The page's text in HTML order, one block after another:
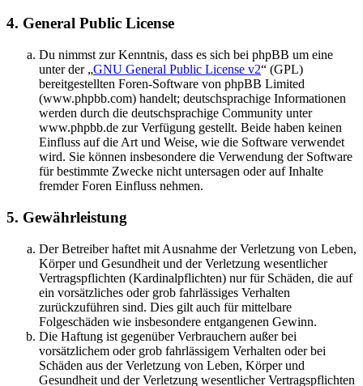
4. General Public License
Du nimmst zur Kenntnis, dass es sich bei phpBB um eine
unter der „GNU General Public License v2“ (GPL)
bereitgestellten Foren-Software von phpBB Limited
(www.phpbb.com) handelt; deutschsprachige Informationen
werden durch die deutschsprachige Community unter
www.phpbb.de zur Verfügung gestellt. Beide haben keinen
Einfluss auf die Art und Weise, wie die Software verwendet
wird. Sie können insbesondere die Verwendung der Software
für bestimmte Zwecke nicht untersagen oder auf Inhalte
fremder Foren Einfluss nehmen.
5. Gewährleistung
Der Betreiber haftet mit Ausnahme der Verletzung von Leben,
Körper und Gesundheit und der Verletzung wesentlicher
Vertragspflichten (Kardinalpflichten) nur für Schäden, die auf
ein vorsätzliches oder grob fahrlässiges Verhalten
zurückzuführen sind. Dies gilt auch für mittelbare
Folgeschäden wie insbesondere entgangenen Gewinn.
Die Haftung ist gegenüber Verbrauchern außer bei
vorsätzlichem oder grob fahrlässigem Verhalten oder bei
Schäden aus der Verletzung von Leben, Körper und
Gesundheit und der Verletzung wesentlicher Vertragspflichten